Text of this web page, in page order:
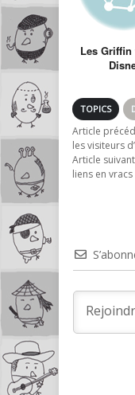
Les Griffin
TOPICS
Article
les visiteurs
Article
liens en vracs